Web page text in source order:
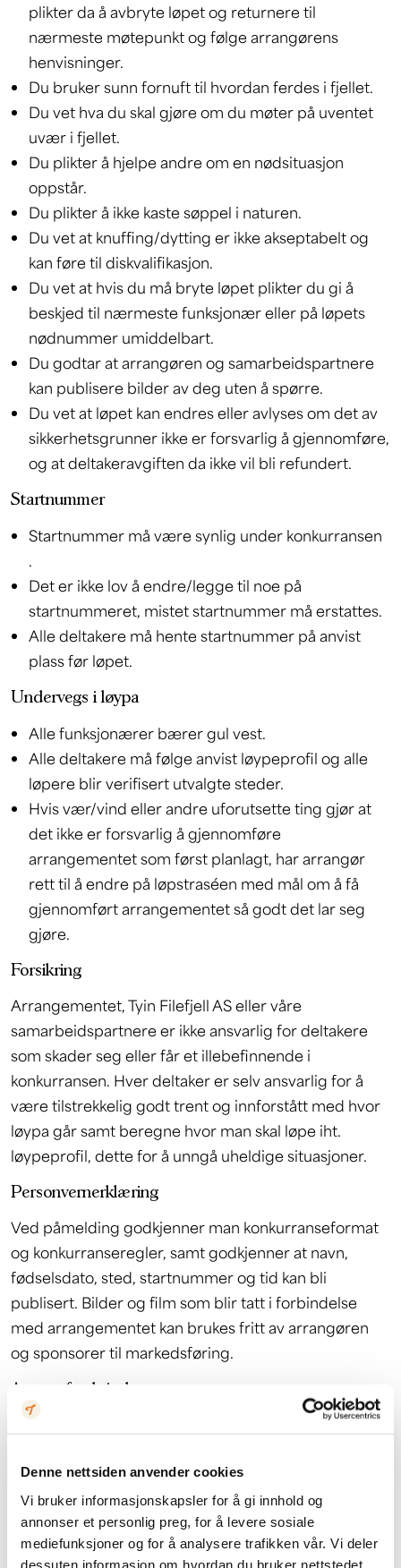
Denne nettsiden anvender cookies
Vi bruker informasjonskapsler for å gi innhold og
annonser et personlig preg, for å levere sosiale
mediefunksjoner og for å analysere trafikken vår. Vi deler
dessuten informasjon om hvordan du bruker nettstedet
plikter da å avbryte løpet og returnere til
nærmeste møtepunkt og følge arrangørens
henvisninger.
Du bruker sunn fornuft til hvordan ferdes i fjellet.
Du vet hva du skal gjøre om du møter på uventet
uvær i fjellet.
Du plikter å hjelpe andre om en nødsituasjon
oppstår.
Du plikter å ikke kaste søppel i naturen.
Du vet at knuffing/dytting er ikke akseptabelt og
kan føre til diskvalifikasjon.
Du vet at hvis du må bryte løpet plikter du gi å
beskjed til nærmeste funksjonær eller på løpets
nødnummer umiddelbart.
Du godtar at arrangøren og samarbeidspartnere
kan publisere bilder av deg uten å spørre.
Du vet at løpet kan endres eller avlyses om det av
sikkerhetsgrunner ikke er forsvarlig å gjennomføre,
og at deltakeravgiften da ikke vil bli refundert.
Startnummer
Startnummer må være synlig under konkurransen
.
Det er ikke lov å endre/legge til noe på
startnummeret, mistet startnummer må erstattes.
Alle deltakere må hente startnummer på anvist
plass før løpet.
Undervegs i løypa
Alle funksjonærer bærer gul vest.
Alle deltakere må følge anvist løypeprofil og alle
løpere blir verifisert utvalgte steder.
Hvis vær/vind eller andre uforutsette ting gjør at
det ikke er forsvarlig å gjennomføre
arrangementet som først planlagt, har arrangør
rett til å endre på løpstraséen med mål om å få
gjennomført arrangementet så godt det lar seg
gjøre.
Forsikring
Arrangementet, Tyin Filefjell AS eller våre
samarbeidspartnere er ikke ansvarlig for deltakere
som skader seg eller får et illebefinnende i
konkurransen. Hver deltaker er selv ansvarlig for å
være tilstrekkelig godt trent og innforstått med hvor
løypa går samt beregne hvor man skal løpe iht.
løypeprofil, dette for å unngå uheldige situasjoner.
Personvernerklæring
Ved påmelding godkjenner man konkurranseformat
og konkurranseregler, samt godkjenner at navn,
fødselsdato, sted, startnummer og tid kan bli
publisert. Bilder og film som blir tatt i forbindelse
med arrangementet kan brukes fritt av arrangøren
og sponsorer til markedsføring.
Ansvarsfraskrivelse
Alle som melder seg på arrangementet
år må ha signert erklæring fra foreldre ved henting
av startnummer). Reglementsbrudd vil føre til
diskvalifikasjon. Eventuelle spørsmål rettes til
line@tyin.no